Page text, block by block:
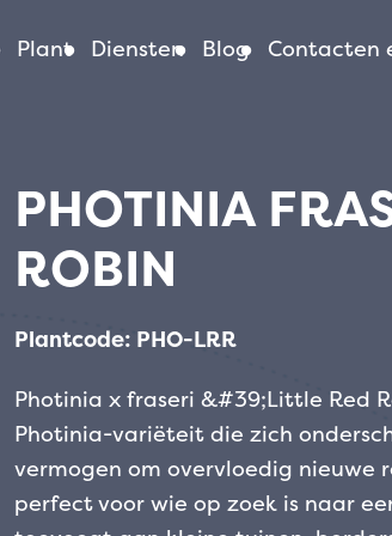
Plant Diensten Blog Contacten
PHOTINIA
ROBIN
Plantcode: PHO-LRR
Photinia x fraseri &#39;Little Red
Photinia-variëteit die zich
vermogen om overvloedig nieuwe
perfect voor wie op zoek is naar